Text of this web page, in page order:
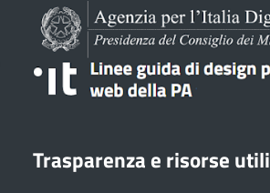
Trasparenza e risorse utili